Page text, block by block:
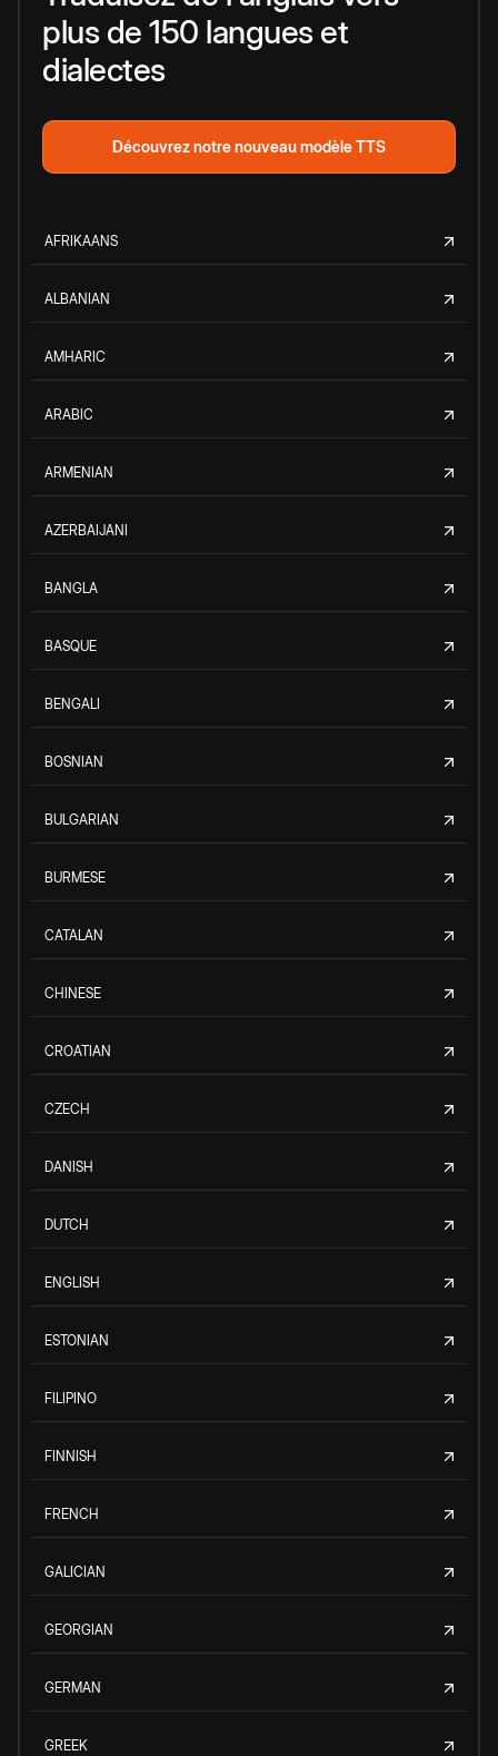
plus de 150 langues et
dialectes
Découvrez notre nouveau modèle TTS
AFRIKAANS
ALBANIAN
AMHARIC
ARABIC
ARMENIAN
AZERBAIJANI
BANGLA
BASQUE
BENGALI
BOSNIAN
BULGARIAN
BURMESE
CATALAN
CHINESE
CROATIAN
CZECH
DANISH
DUTCH
ENGLISH
ESTONIAN
FILIPINO
FINNISH
FRENCH
GALICIAN
GEORGIAN
GERMAN
GREEK